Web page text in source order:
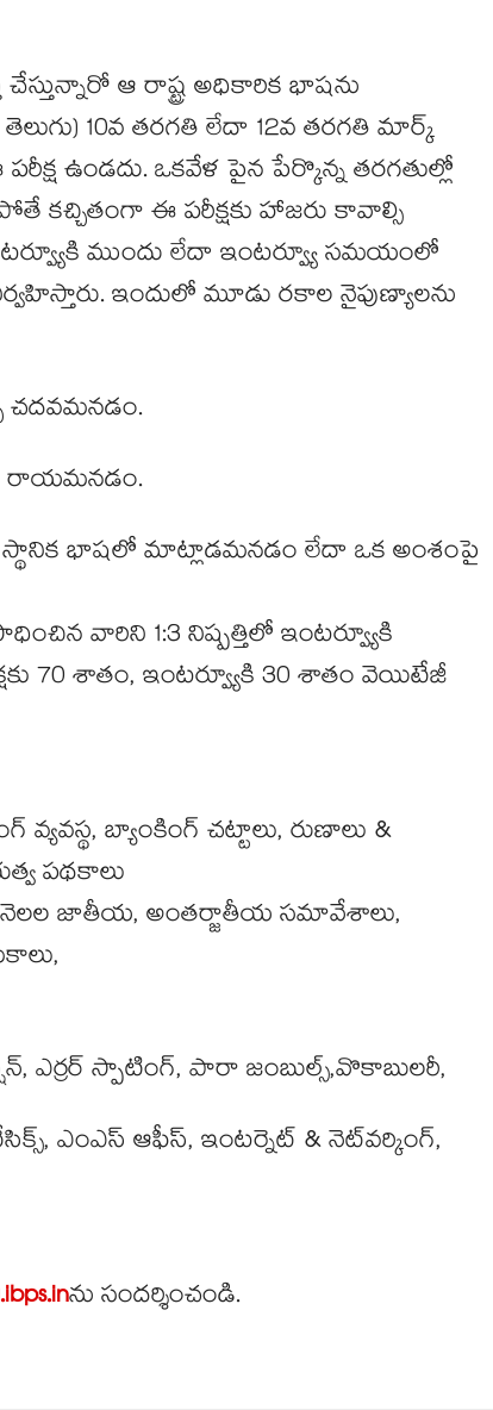
చేస్తున్నారో ఆ రాష్ట్ర అధికారిక భాషను
10వ తరగతి లేదా 12వ తరగతి మార్క్​
ఉండదు. ఒకవేళ పైన పేర్కొన్న తరగతుల్లో
కచ్చితంగా ఈ పరీక్షకు హాజరు కావాల్సి
ముందు లేదా ఇంటర్వ్యూ సమయంలో
ఇందులో మూడు రకాల నైపుణ్యాలను
చదవమనడం.
రాయమనడం.
భాషలో మాట్లాడమనడం లేదా ఒక అంశంపై
వారిని 1:3 నిష్పత్తిలో ఇంటర్వ్యూకి
70 శాతం, ఇంటర్వ్యూకి 30 శాతం వెయిటేజీ
బ్యాంకింగ్ చట్టాలు, రుణాలు &
పథకాలు
జాతీయ, అంతర్జాతీయ సమావేశాలు,
ఎర్రర్ స్పాటింగ్, పారా జంబుల్స్,వొకాబులరీ,
ఎంఎస్ ఆఫీస్, ఇంటర్నెట్ & నెట్‌వర్కింగ్,
ను సందర్శించండి.